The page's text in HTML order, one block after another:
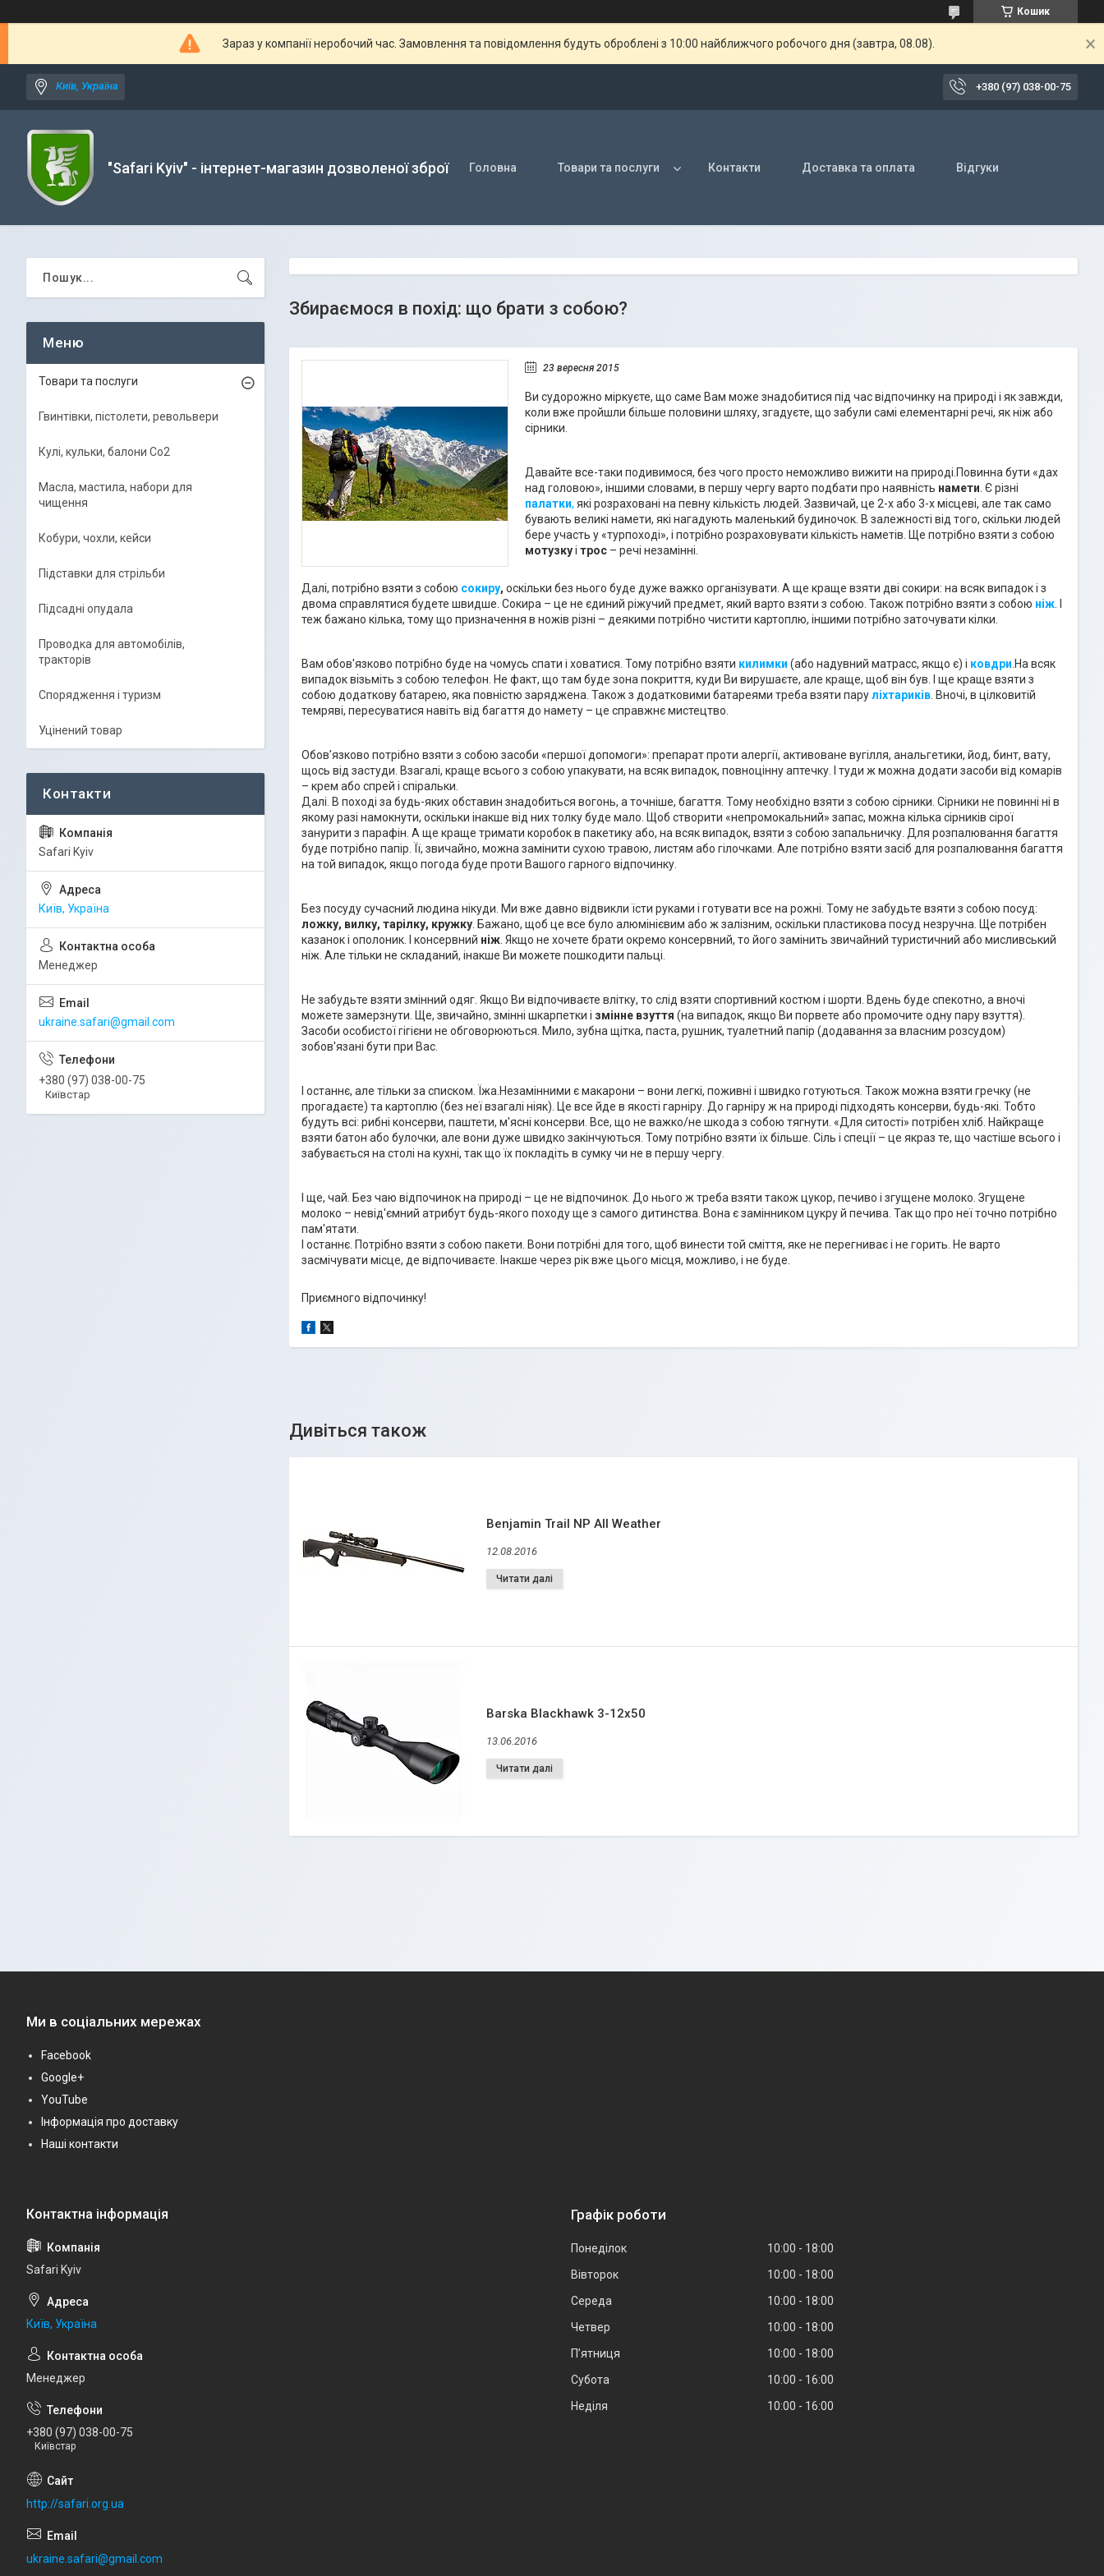
Кошик
Зараз у компанії неробочий час. Замовлення та повідомлення будуть оброблені з 10:00 найближчого робочого дня (завтра, 08.08).
Київ, Україна +380 (97) 038-00-75
"Safari Kyiv" - інтернет-магазин дозволеної зброї Головна Товари та послуги Контакти Доставка та оплата Відгуки
Збираємося в похід: що брати з собою?
23 вересня 2015
Ви судорожно міркуєте, що саме Вам може знадобитися під час відпочинку на природі і як завжди,
коли вже пройшли більше половини шляху, згадуєте, що забули самі елементарні речі, як ніж або
сірники.
Давайте все-таки подивимося, без чого просто неможливо вижити на природі.Повинна бути «дах
над головою», іншими словами, в першу чергу варто подбати про наявність намети . Є різні
палатки, які розраховані на певну кількість людей. Зазвичай, це 2-х або 3-х місцеві, але так само
бувають великі намети, які нагадують маленький будиночок. В залежності від того, скільки людей
бере участь у «турпоході», і потрібно розраховувати кількість наметів. Ще потрібно взяти з собою
мотузкуі трос – речі незамінні.
Далі, потрібно взяти з собою сокиру, оскільки без нього буде дуже важко організувати. А ще краще взяти дві сокири: на всяк випадок і з
двома справлятися будете швидше. Сокира – це не єдиний ріжучий предмет, який варто взяти з собою. Також потрібно взяти з собою ніж
теж бажано кілька, тому що призначення в ножів різні – деякими потрібно чистити картоплю, іншими потрібно заточувати кілки.
Вам обов'язково потрібно буде на чомусь спати і ховатися. Тому потрібно взяти килимки (або надувний матрасс, якщо є) і ковдри .На всяк
випадок візьміть з собою телефон. Не факт, що там буде зона покриття, куди Ви вирушаєте, але краще, щоб він був. І ще краще взяти з
собою додаткову батарею, яка повністю заряджена. Також з додатковими батареями треба взяти паруліхтариків . Вночі, в цілковитій
темряві, пересуватися навіть від багаття до намету – це справжнє мистецтво.
Обов'язково потрібно взяти з собою засоби «першої допомоги»: препарат проти алергії, активоване вугілля, анальгетики, йод, бинт, вату,
щось від застуди. Взагалі, краще всього з собою упакувати, на всяк випадок, повноцінну аптечку. І туди ж можна додати засоби від комарів
– крем або спрей і спіральки.
Далі. В поході за будь-яких обставин знадобиться вогонь, а точніше, багаття. Тому необхідно взяти з собою сірники. Сірники не повинні ні в
якому разі намокнути, оскільки інакше від них толку буде мало. Щоб створити «непромокальний» запас, можна кілька сірників сірої
занурити з парафін. А ще краще тримати коробок в пакетику або, на всяк випадок, взяти з собою запальничку. Для розпалювання багаття
буде потрібно папір. Її, звичайно, можна замінити сухою травою, листям або гілочками. Але потрібно взяти засіб для розпалювання багаття
на той випадок, якщо погода буде проти Вашого гарного відпочинку.
Без посуду сучасний людина нікуди. Ми вже давно відвикли їсти руками і готувати все на рожні. Тому не забудьте взяти з собою посуд:
ложку, вилку, тарілку, кружку . Бажано, щоб це все було алюмінієвим або ж залізним, оскільки пластикова посуд незручна. Ще потрібен
казанокі ополоник. І консервний ніж . Якщо не хочете брати окремо консервний, то його замінить звичайний туристичний або мисливський
ніж. Але тільки не складаний, інакше Ви можете пошкодити пальці.
Не забудьте взяти змінний одяг. Якщо Ви відпочиваєте влітку, то слід взяти спортивний костюм і шорти. Вдень буде спекотно, а вночі
можете замерзнути. Ще, звичайно, змінні шкарпетки і змінне взуття (на випадок, якщо Ви порвете або промочите одну пару взуття).
Засоби особистої гігієни не обговорюються. Мило, зубна щітка, паста, рушник, туалетний папір (додавання за власним розсудом)
зобов'язані бути при Вас.
І останнє, але тільки за списком. Їжа.Незамінними є макарони – вони легкі, поживні і швидко готуються. Також можна взяти гречку (не
прогадаєте) та картоплю (без неї взагалі ніяк). Це все йде в якості гарніру. До гарніру ж на природі підходять консерви, будь-які. Тобто
будуть всі: рибні консерви, паштети, м'ясні консерви. Все, що не важко/не шкода з собою тягнути. «Для ситості» потрібен хліб. Найкраще
взяти батон або булочки, але вони дуже швидко закінчуються. Тому потрібно взяти їх більше. Сіль і спеції – це якраз те, що частіше всього і
забувається на столі на кухні, так що їх покладіть в сумку чи не в першу чергу.
І ще, чай. Без чаю відпочинок на природі – це не відпочинок. До нього ж треба взяти також цукор, печиво і згущене молоко. Згущене
молоко – невід'ємний атрибут будь-якого походу ще з самого дитинства. Вона є замінником цукру й печива. Так що про неї точно потрібно
пам'ятати.
І останнє. Потрібно взяти з собою пакети. Вони потрібні для того, щоб винести той сміття, яке не перегниває і не горить. Не варто
засмічувати місце, де відпочиваєте. Інакше через рік вже цього місця, можливо, і не буде.
Приємного відпочинку!
Benjamin Trail NP All Weather
12.08.2016
Barska Blackhawk 3-12x50
13.06.2016
Товари та послуги
Гвинтівки, пістолети, револьвери
Кулі, кульки, балони Co2
Масла, мастила, набори для
чищення
Кобури, чохли, кейси
Підставки для стрільби
Підсадні опудала
Проводка для автомобілів,
тракторів
Спорядження і туризм
Уцінений товар
Safari Kyiv
Київ, Україна
Менеджер
ukraine.safari@gmail.com
+380 (97) 038-00-75
Київстар
Ми в соціальних мережах
Facebook
Google+
YouTube
Інформація про доставку
Наші контакти
Safari Kyiv
Київ, Україна
Менеджер
+380 (97) 038-00-75
Київстар
http://safari.org.ua
ukraine.safari@gmail.com
Графік роботи
Понеділок 10:00
18:00
Вівторок
10:00
18:00
Середа
10:00
18:00
Четвер
10:00
18:00
Пʼятниця
10:00
18:00
Субота
10:00
16:00
Неділя
10:00 16:00